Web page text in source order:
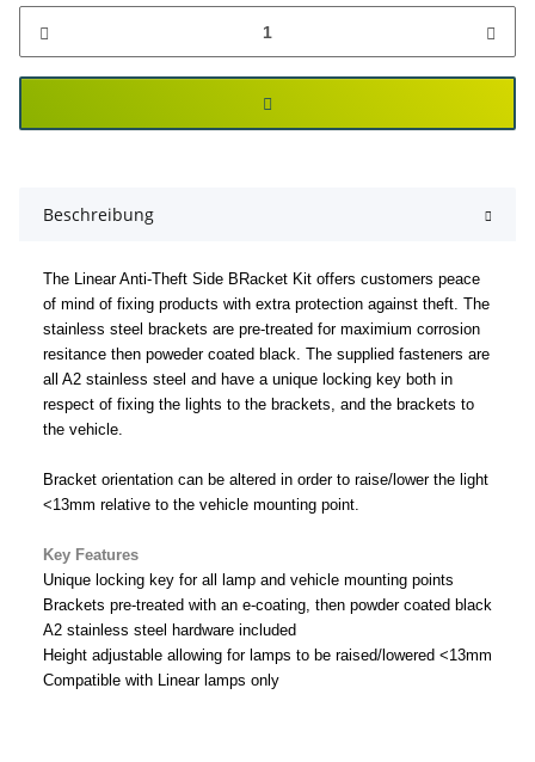
Beschreibung
The Linear Anti-Theft Side BRacket Kit offers customers peace
of mind of fixing products with extra protection against theft. The
stainless steel brackets are pre-treated for maximium corrosion
resitance then poweder coated black. The supplied fasteners are
all A2 stainless steel and have a unique locking key both in
respect of fixing the lights to the brackets, and the brackets to
the vehicle.
Bracket orientation can be altered in order to raise/lower the light
<13mm relative to the vehicle mounting point.
Key Features
Unique locking key for all lamp and vehicle mounting points
Brackets pre-treated with an e-coating, then powder coated black
A2 stainless steel hardware included
Height adjustable allowing for lamps to be raised/lowered <13mm
Compatible with Linear lamps only